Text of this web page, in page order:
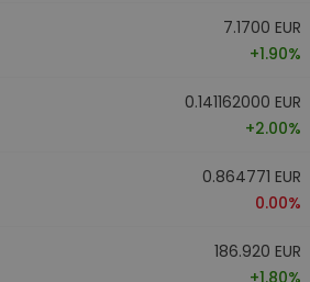
7.1700 EUR
+1.90%
0.141162000 EUR
+2.00%
0.864771 EUR
0.00%
186.920 EUR
+1.80%